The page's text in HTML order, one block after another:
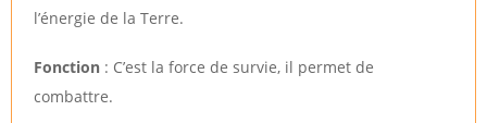
l’énergie de la Terre.
Fonction : C’est la force de survie, il permet de
combattre.